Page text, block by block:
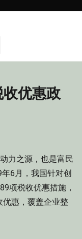
收优惠政
力之源，也是富民
6月，我国针对创
项税收优惠措施，
优惠，覆盖企业整